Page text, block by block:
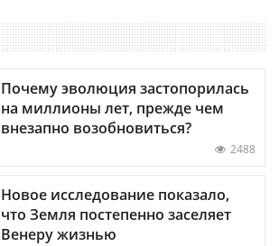
Почему эволюция застопорилась
на миллионы лет, прежде чем
внезапно возобновиться?
2488
Новое исследование показало,
что Земля постепенно заселяет
Венеру жизнью